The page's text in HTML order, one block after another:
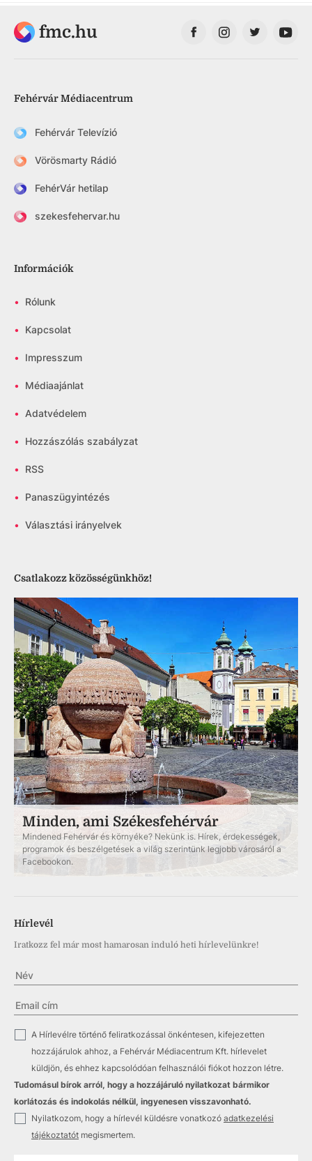
fmc.hu
Fehérvár Médiacentrum
Fehérvár Televízió
Vörösmarty Rádió
FehérVár hetilap
szekesfehervar.hu
Információk
• Rólunk
• Kapcsolat
• Impresszum
• Médiaajánlat
• Adatvédelem
• Hozzászólás szabályzat
• RSS
• Panaszügyintézés
• Választási irányelvek
Csatlakozz közösségünkhöz!
Minden, ami Székesfehérvár
Mindened Fehérvár és környéke? Nekünk is. Hírek, érdekességek,
programok és beszélgetések a világ szerintünk legjobb városáról a
Facebookon.
Hírlevél
Iratkozz fel már most hamarosan induló heti hírlevelünkre!
A Hírlevélre történő feliratkozással önkéntesen, kifejezetten
hozzájárulok ahhoz, a Fehérvár Médiacentrum Kft. hírlevelet
küldjön, és ehhez kapcsolódóan felhasználói fiókot hozzon létre.
Tudomásul bírok arról, hogy a hozzájáruló nyilatkozat bármikor
korlátozás és indokolás nélkül, ingyenesen visszavonható.
Nyilatkozom, hogy a hírlevél küldésre vonatkozó adatkezelési
tájékoztatót megismertem.